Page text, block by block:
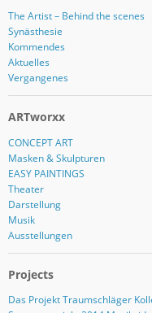
The Artist – Behind the scenes
Synästhesie
Kommendes
Aktuelles
Vergangenes
ARTworxx
CONCEPT ART
Masken & Skulpturen
EASY PAINTINGS
Theater
Darstellung
Musik
Ausstellungen
Projects
Das Projekt Traumschläger